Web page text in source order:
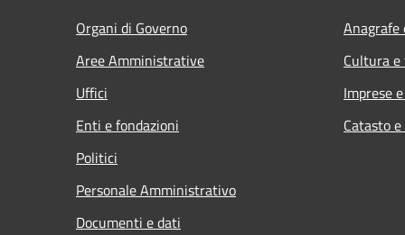
Organi di Governo
Aree Amministrative
Uffici
Enti e fondazioni
Politici
Personale Amministrativo
Documenti e dati
Cultura
Imprese
Catasto